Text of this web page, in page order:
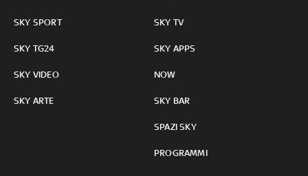
SKY SPORT
SKY TG24
SKY VIDEO
SKY ARTE
SKY TV
SKY APPS
NOW
SKY BAR
SPAZI SKY
PROGRAMMI